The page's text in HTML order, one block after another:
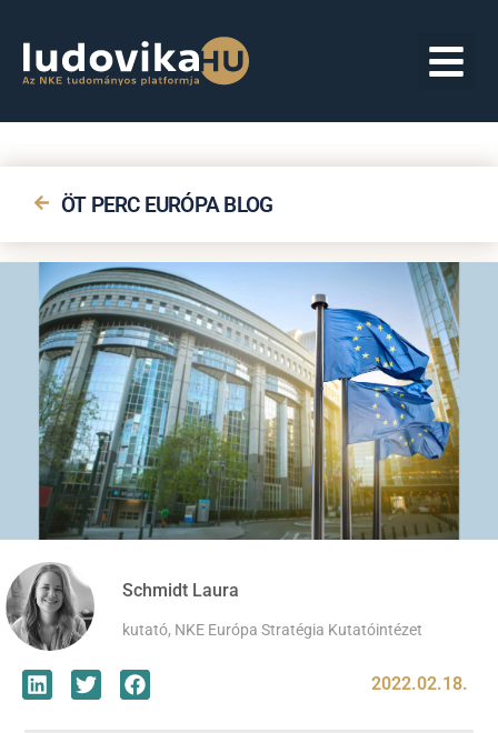
ÖT PERC EURÓPA BLOG
Schmidt Laura
kutató, NKE Európa Stratégia Kutatóintézet
2022.02.18.